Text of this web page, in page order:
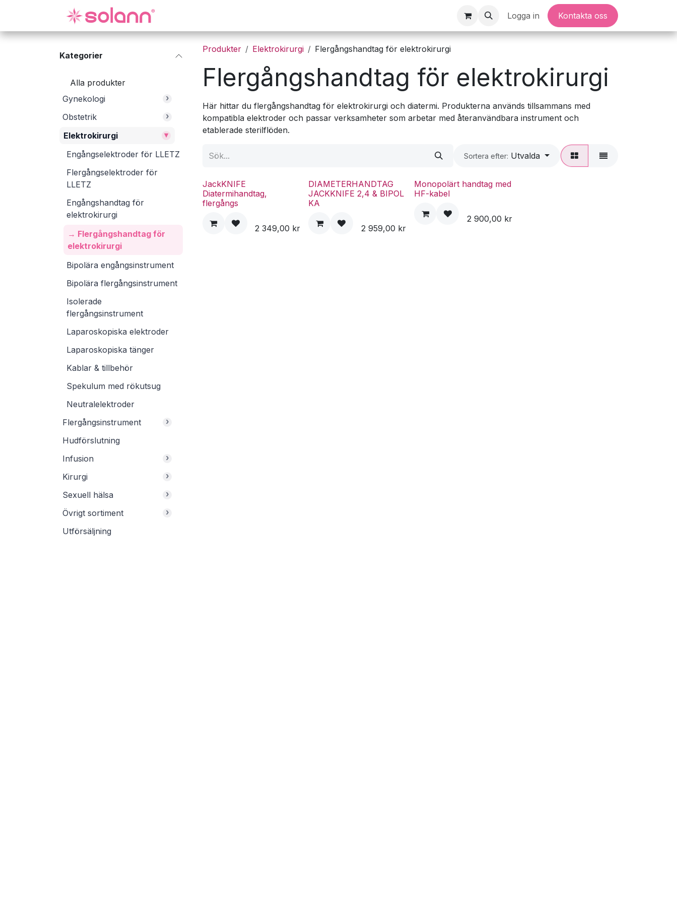
Logga in Kontakta oss
Kategorier
Alla produkter
Gynekologi
›
Obstetrik ›
Elektrokirurgi ▾
Engångselektroder för LLETZ
Flergångselektroder för
LLETZ
Engångshandtag för
elektrokirurgi
→ Flergångshandtag för
elektrokirurgi
Bipolära engångsinstrument
Bipolära flergångsinstrument
Isolerade
flergångsinstrument
Laparoskopiska elektroder
Laparoskopiska tänger
Kablar & tillbehör
Spekulum med rökutsug
Neutralelektroder
Flergångsinstrument
›
Hudförslutning
Infusion
›
Kirurgi ›
Sexuell hälsa ›
Övrigt sortiment ›
Utförsäljning
Produkter Elektrokirurgi Flergångshandtag för elektrokirurgi
Flergångshandtag för elektrokirurgi
Här hittar du flergångshandtag för elektrokirurgi och diatermi. Produkterna används tillsammans med
kompatibla elektroder och passar verksamheter som arbetar med återanvändbara instrument och
etablerade sterilflöden.
Sortera efter: Utvalda
JackKNIFE
Diatermihandtag,
flergångs
2 349,00 kr
DIAMETERHANDTAG
JACKKNIFE 2,4 & BIPOL
KA
2 959,00 kr
Monopolärt handtag med
HF-kabel
2 900,00 kr